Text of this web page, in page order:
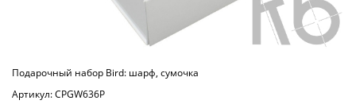
Подарочный набор Bird: шарф, сумочка
Артикул: CPGW636P